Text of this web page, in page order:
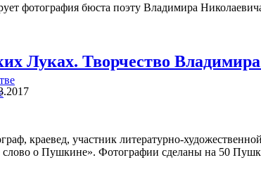
фотография бюста поэту Владимира
Луках. Творчество
краевед, участник литературно-
о Пушкине». Фотографии сделаны на 50